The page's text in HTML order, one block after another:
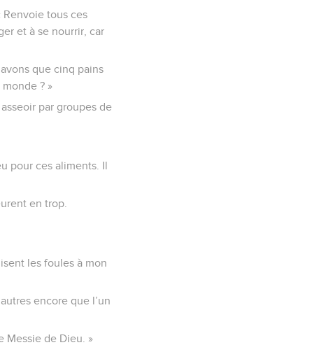
Renvoie tous ces
et à se nourrir, car
que cinq pains
? »
par groupes de
pour ces aliments. Il
en trop.
les foules à mon
encore que l’un
Messie de Dieu. »